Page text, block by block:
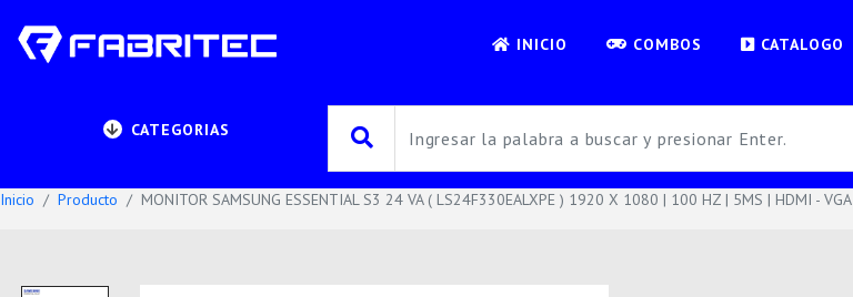
INICIO COMBOS CATALOGO
CATEGORIAS
Inicio Producto MONITOR SAMSUNG ESSENTIAL S3 24 VA ( LS24F330EALXPE ) 1920 X 1080 | 100 HZ | 5MS | HDMI - VGA